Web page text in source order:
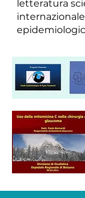
letteratura